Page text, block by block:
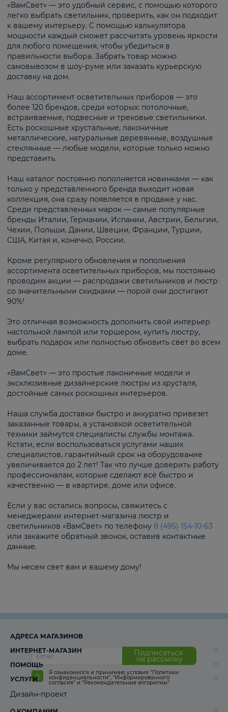
«ВамСвет» — это удобный сервис, с помощью которого
легко выбрать светильник, проверить, как он подходит
к вашему интерьеру. С помощью калькулятора
мощности каждый сможет рассчитать уровень яркости
для любого помещения, чтобы убедиться в
правильности выбора. Забрать товар можно
самовывозом в шоу-руме или заказать курьерскую
доставку на дом.
Наш ассортимент осветительных приборов — это
более 120 брендов, среди которых: потолочные,
встраиваемые, подвесные и трековые светильники.
Есть роскошные хрустальные, лаконичные
металлические, натуральные деревянные, воздушные
стеклянные — любые модели, которые только можно
представить.
Наш каталог постоянно пополняется новинками — как
только у представленного бренда выходит новая
коллекция, она сразу появляется в продаже у нас.
Среди представленных марок — самые популярные
бренды Италии, Германии, Испании, Австрии, Бельгии,
Чехии, Польши, Дании, Швеции, Франции, Турции,
США, Китая и, конечно, России.
Кроме регулярного обновления и пополнения
ассортимента осветительных приборов, мы постоянно
проводим акции — распродажи светильников и люстр
со значительными скидками — порой они достигают
90%!
Это отличная возможность дополнить свой интерьер
настольной лампой или торшером, купить люстру,
выбрать подарок или полностью обновить свет во всем
доме.
«ВамСвет» — это простые лаконичные модели и
эксклюзивные дизайнерские люстры из хрусталя,
достойные самых роскошных интерьеров.
Наша служба доставки быстро и аккуратно привезет
заказанные товары, а установкой осветительной
техники займутся специалисты службы монтажа.
Кстати, если воспользоваться услугами наших
специалистов, гарантийный срок на оборудование
увеличивается до 2 лет! Так что лучше доверить работу
профессионалам, которые сделают всё быстро и
качественно — в квартире, доме или офисе.
Если у вас остались вопросы, свяжитесь с
менеджерами интернет-магазина люстр и
светильников «ВамСвет» по телефону 8 (495) 154-10-63
или закажите обратный звонок, оставив контактные
данные.
Мы несем свет вам и вашему дому!
Подписаться
на рассылку
Я ознакомился и принимаю условия “Политики
конфиденциальности”, “Информированного
согласия“ и “Рекомендательные алгоритмы“
АДРЕСА МАГАЗИНОВ
ИНТЕРНЕТ-МАГАЗИН
ПОМОЩЬ
УСЛУГИ
Дизайн-проект